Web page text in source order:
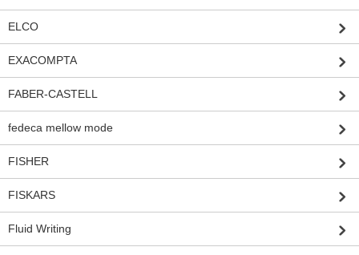
ELCO
EXACOMPTA
FABER-CASTELL
fedeca mellow mode
FISHER
FISKARS
Fluid Writing